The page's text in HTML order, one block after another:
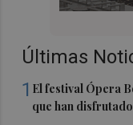
Últimas
1 El festival Ópera
que han